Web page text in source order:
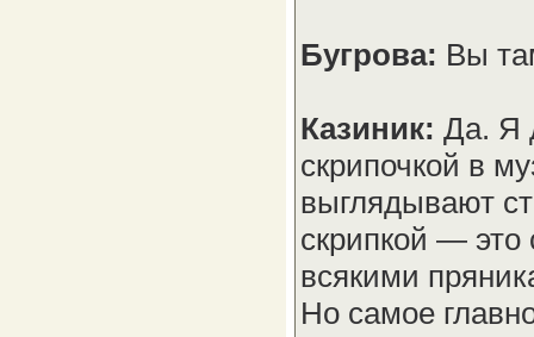
Бугрова: Вы
Казиник: Да. Я
скрипочкой в
выглядывают
скрипкой —
всякими
Но самое